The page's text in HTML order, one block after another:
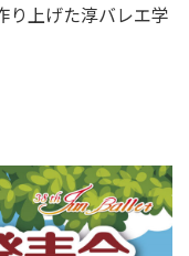
り上げた淳バレエ学